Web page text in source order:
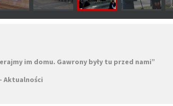
im domu. Gawrony były tu przed nami”
Aktualności